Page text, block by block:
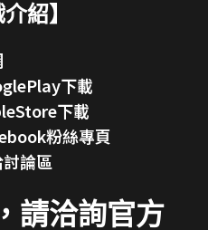
介紹】
下載
下載
粉絲專頁
論區
請洽詢官方